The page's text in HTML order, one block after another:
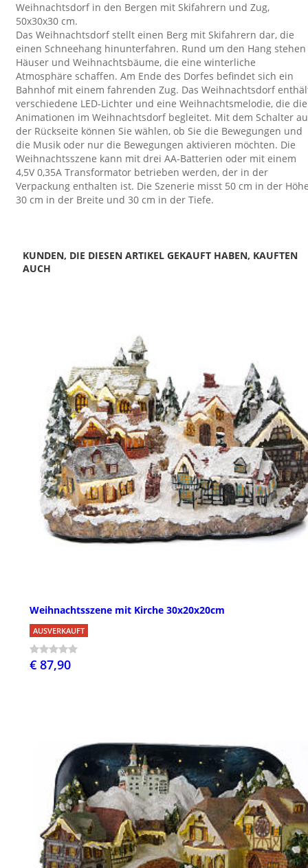
Weihnachtsdorf in den Bergen mit Skifahrern und Zug,
50x30x30 cm.
Das Weihnachtsdorf stellt einen Berg mit Skifahrern dar, die
einen Schneehang hinunterfahren. Rund um den Hang stehen
Häuser und Weihnachtsbäume, die eine winterliche
Atmosphäre schaffen. Am Ende des Dorfes befindet sich ein
Bahnhof mit einem fahrenden Zug. Das Weihnachtsdorf
verschiedene LED-Lichter und eine Weihnachtsmelodie, die die
Animationen im Weihnachtsdorf begleitet. Mit dem Schalter
der Rückseite können Sie wählen, ob Sie die Bewegungen und
die Musik oder nur die Bewegungen aktivieren möchten. Die
Weihnachtsszene kann mit drei AA-Batterien oder mit einem
4,5V 0,35A Transformator betrieben werden, der in der
Verpackung enthalten ist. Die Szenerie misst 50 cm in der
30 cm in der Breite und 30 cm in der Tiefe.
KUNDEN, DIE DIESEN ARTIKEL GEKAUFT HABEN, KAUFTEN
AUCH
Weihnachtsszene mit Kirche 30x20x20cm
AUSVERKAUFT
€ 87,90